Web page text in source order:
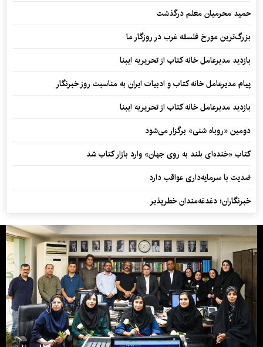
حمید محرمیان معلم درگذشت
بزرگ‌ترین مورخ فلسفه غرب در روزگار ما
بازدید مدیرعامل خانه کتاب از تحریریه ایبنا
پیام مدیرعامل خانه کتاب و ادبیات ایران به مناسبت روز خبرنگار
بازدید مدیرعامل خانه کتاب از تحریریه ایبنا
دومین «روباه شنی» برگزار می‌شود
کتاب «خنده‌ای بلند به روی جهان» وارد بازار کتاب شد
ضدیت با سرمایه‌داری عواقب دارد
خبرنگاران؛ دغدغه‌مندان خطرپذیر